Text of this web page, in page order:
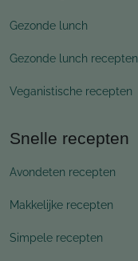
Gezonde lunch
Gezonde lunch recepten
Veganistische recepten
Snelle recepten
Avondeten recepten
Makkelijke recepten
Simpele recepten